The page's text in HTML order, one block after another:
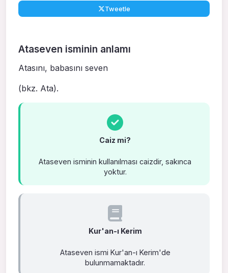
Tweetle
Ataseven isminin anlamı
Atasını, babasını seven
(bkz. Ata).
Caiz mi?
Ataseven isminin kullanılması caizdir, sakınca
yoktur.
Kur'an-ı Kerim
Ataseven ismi Kur'an-ı Kerim'de
bulunmamaktadır.